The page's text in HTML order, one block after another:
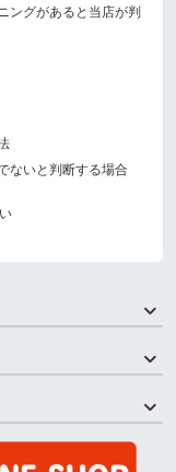
ングがあると当店が判
ないと判断する場合